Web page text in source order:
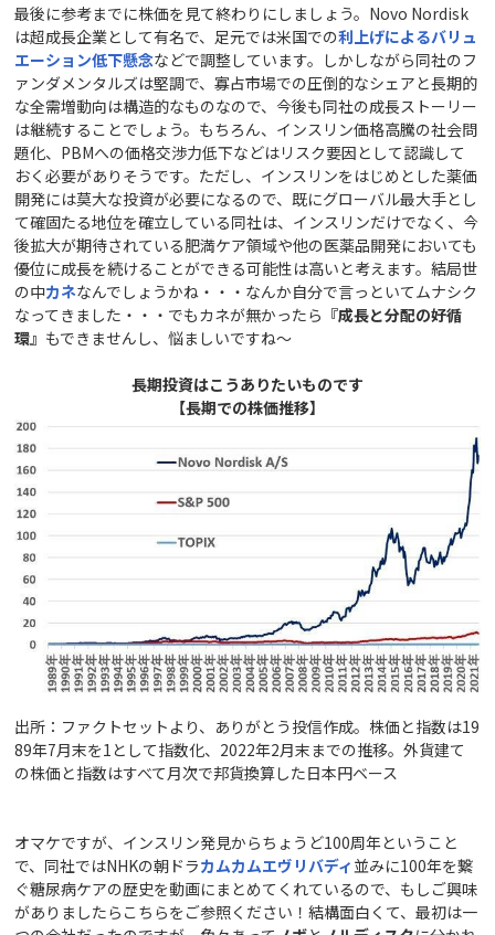
最後に参考までに株価を見て終わりにしましょう。Novo Nordisk
は超成長企業として有名で、足元では米国での利上げによるバリュ
エーション低下懸念などで調整しています。しかしながら同社のフ
ァンダメンタルズは堅調で、寡占市場での圧倒的なシェアと長期的
な全需増動向は構造的なものなので、今後も同社の成長ストーリー
は継続することでしょう。もちろん、インスリン価格高騰の社会問
題化、PBMへの価格交渉力低下などはリスク要因として認識して
おく必要がありそうです。ただし、インスリンをはじめとした薬価
開発には莫大な投資が必要になるので、既にグローバル最大手とし
て確固たる地位を確立している同社は、インスリンだけでなく、今
後拡大が期待されている肥満ケア領域や他の医薬品開発においても
優位に成長を続けることができる可能性は高いと考えます。結局世
の中カネなんでしょうかね・・・なんか自分で言っといてムナシク
なってきました・・・でもカネが無かったら 『成長と分配の好循
環』 もできませんし、悩ましいですね～
長期投資はこうありたいものです
【長期での株価推移】
出所：ファクトセットより、ありがとう投信作成。株価と指数は19
89年7月末を1として指数化、2022年2月末までの推移。外貨建て
の株価と指数はすべて月次で邦貨換算した日本円ベース
オマケですが、インスリン発見からちょうど100周年ということ
で、同社ではNHKの朝ドラカムカムエヴリバディ 並みに100年を繋
ぐ糖尿病ケアの歴史を動画にまとめてくれているので、もしご興味
がありましたらこちらをご参照ください！結構面白くて、最初は一